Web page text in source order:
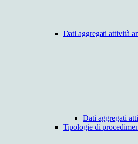
Dati aggregati attività
Dati aggregati
Tipologie di